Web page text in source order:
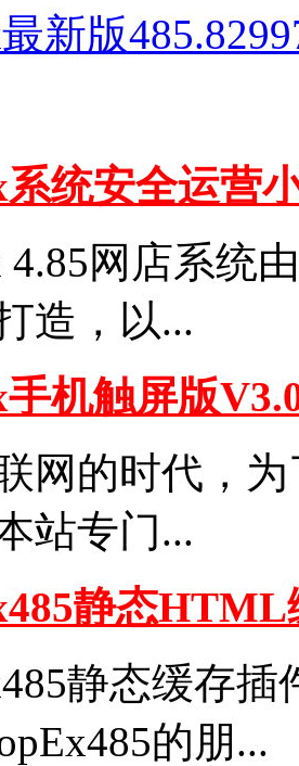
新版
系统安全运营
4.85网店系统
造，以...
手机触屏版
网的时代，
站专门...
静态
静态缓存
的朋...